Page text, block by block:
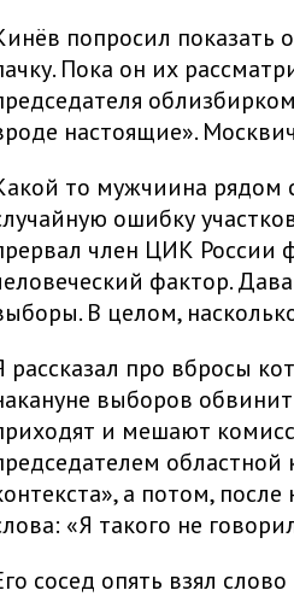
попросил показать
Пока он их
настоящие».
то мужчиина рядом
ошибку
член ЦИК России
фактор.
В целом,
рассказал про вбросы
выборов
и мешают
а потом,
«Я такого не
сосед опять взял